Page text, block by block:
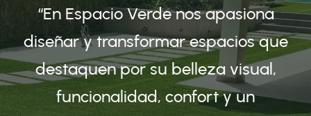
“En Espacio Verde nos apasiona
diseñar y transformar espacios que
destaquen por su belleza visual,
funcionalidad, confort y un